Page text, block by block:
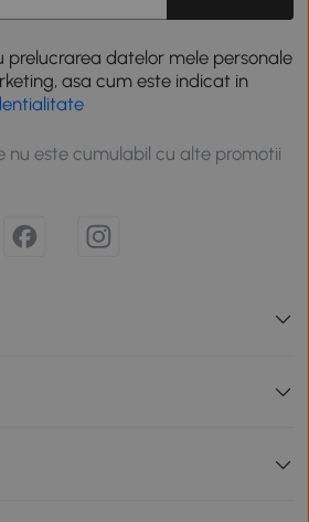
prelucrarea datelor mele personale
asa cum este indicat in
nu este cumulabil cu alte promotii